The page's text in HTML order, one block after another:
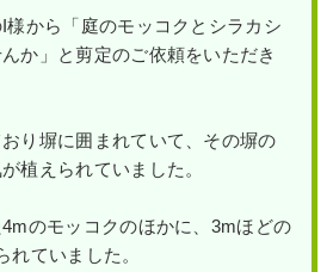
様から「庭のモッコクとシラカシ
か」と剪定のご依頼をいただき
り塀に囲まれていて、その塀の
植えられていました。
のモッコクのほかに、3mほどの
れていました。